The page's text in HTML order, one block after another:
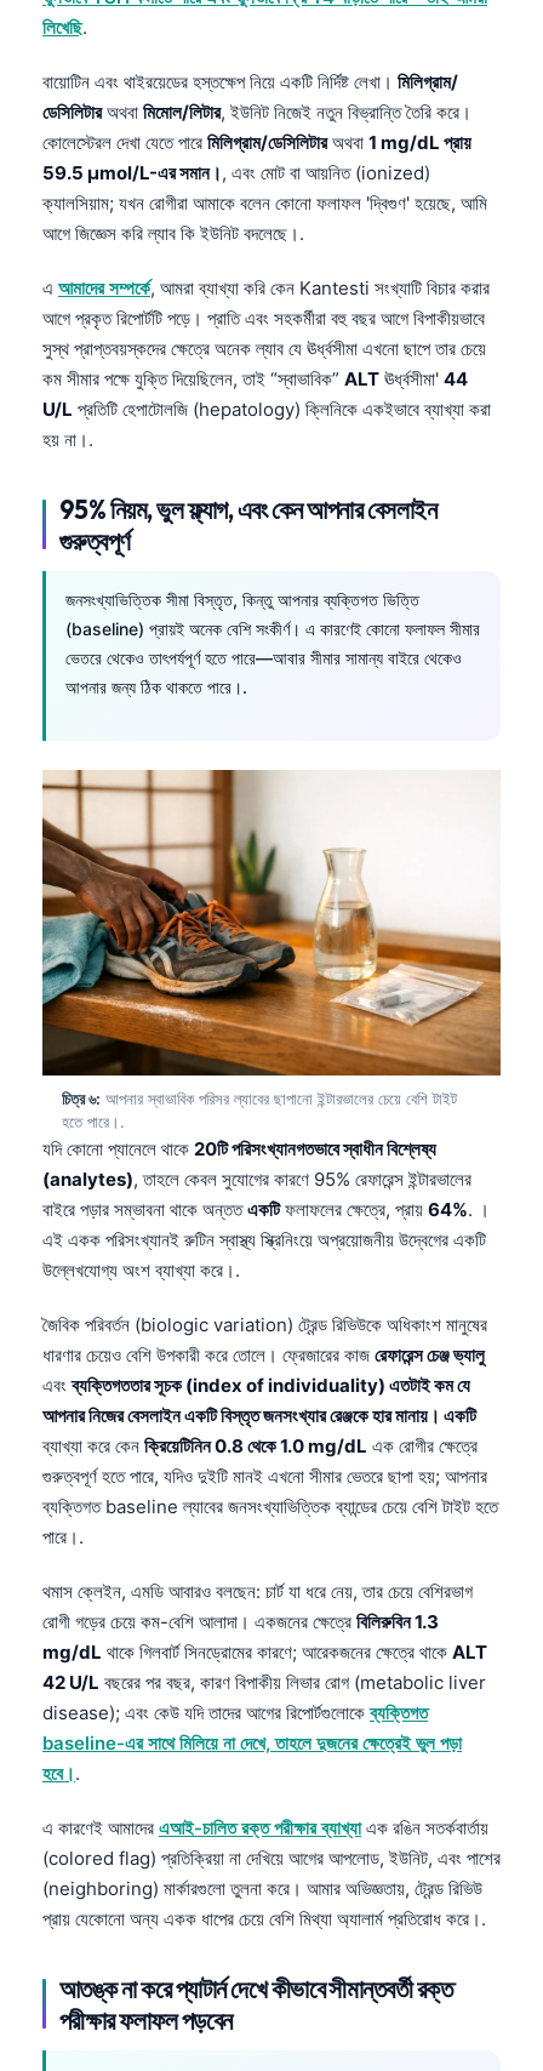
লিখেছি.
বায়োটিন এবং থাইরয়েডের হস্তক্ষেপ নিয়ে একটি নির্দিষ্ট লেখা। মিলিগ্রাম/
ডেসিলিটারঅথবা মিমোল/লিটার, ইউনিট নিজেই নতুন বিভ্রান্তি তৈরি করে।
কোলেস্টেরল দেখা যেতে পারে মিলিগ্রাম/ডেসিলিটারঅথবা 1 mg/dL প্রায়
59.5 µmol/L-এর সমান।, এবং মোট বা আয়নিত (ionized)
ক্যালসিয়াম; যখন রোগীরা আমাকে বলেন কোনো ফলাফল 'দ্বিগুণ' হয়েছে, আমি
আগে জিজ্ঞেস করি ল্যাব কি ইউনিট বদলেছে।.
এ আমাদের সম্পর্কে, আমরা ব্যাখ্যা করি কেন Kantesti সংখ্যাটি বিচার করার
আগে প্রকৃত রিপোর্টটি পড়ে। প্রাতি এবং সহকর্মীরা বহু বছর আগে বিপাকীয়ভাবে
সুস্থ প্রাপ্তবয়স্কদের ক্ষেত্রে অনেক ল্যাব যে ঊর্ধ্বসীমা এখনো ছাপে তার চেয়ে
কম সীমার পক্ষে যুক্তি দিয়েছিলেন, তাই “স্বাভাবিক” ALT ঊর্ধ্বসীমা' 44
U/L প্রতিটি হেপাটোলজি (hepatology) ক্লিনিকে একইভাবে ব্যাখ্যা করা
হয় না।.
95% নিয়ম, ভুল ফ্ল্যাগ, এবং কেন আপনার বেসলাইন
গুরুত্বপূর্ণ
জনসংখ্যাভিত্তিক সীমা বিস্তৃত, কিন্তু আপনার ব্যক্তিগত ভিত্তি
(baseline) প্রায়ই অনেক বেশি সংকীর্ণ। এ কারণেই কোনো ফলাফল সীমার
ভেতরে থেকেও তাৎপর্যপূর্ণ হতে পারে—আবার সীমার সামান্য বাইরে থেকেও
আপনার জন্য ঠিক থাকতে পারে।.
চিত্র ৬: আপনার স্বাভাবিক পরিসর ল্যাবের ছাপানো ইন্টারভালের চেয়ে বেশি টাইট
হতে পারে।.
যদি কোনো প্যানেলে থাকে 20টি পরিসংখ্যানগতভাবে স্বাধীন বিশ্লেষ্য
(analytes), তাহলে কেবল সুযোগের কারণে 95% রেফারেন্স ইন্টারভালের
বাইরে পড়ার সম্ভাবনা থাকে অন্ততএকটিফলাফলের ক্ষেত্রে, প্রায় 64%. ।
এই একক পরিসংখ্যানই রুটিন স্বাস্থ্য স্ক্রিনিংয়ে অপ্রয়োজনীয় উদ্বেগের একটি
উল্লেখযোগ্য অংশ ব্যাখ্যা করে।.
জৈবিক পরিবর্তন (biologic variation) ট্রেন্ড রিভিউকে অধিকাংশ মানুষের
ধারণার চেয়েও বেশি উপকারী করে তোলে। ফ্রেজারের কাজ রেফারেন্স চেঞ্জ ভ্যালু
এবংব্যক্তিগততার সূচক (index of individuality) এতটাই কম যে
আপনার নিজের বেসলাইন একটি বিস্তৃত জনসংখ্যার রেঞ্জকে হার মানায়। একটি
ব্যাখ্যা করে কেন ক্রিয়েটিনিন 0.8 থেকে 1.0 mg/dL এক রোগীর ক্ষেত্রে
গুরুত্বপূর্ণ হতে পারে, যদিও দুইটি মানই এখনো সীমার ভেতরে ছাপা হয়; আপনার
ব্যক্তিগত baseline ল্যাবের জনসংখ্যাভিত্তিক ব্যান্ডের চেয়ে বেশি টাইট হতে
পারে।.
থমাস ক্লেইন, এমডি আবারও বলছেন: চার্ট যা ধরে নেয়, তার চেয়ে বেশিরভাগ
রোগী গড়ের চেয়ে কম-বেশি আলাদা। একজনের ক্ষেত্রে বিলিরুবিন 1.3
mg/dL থাকে গিলবার্ট সিনড্রোমের কারণে; আরেকজনের ক্ষেত্রে থাকে ALT
42 U/L বছরের পর বছর, কারণ বিপাকীয় লিভার রোগ (metabolic liver
disease); এবং কেউ যদি তাদের আগের রিপোর্টগুলোকেব্যক্তিগত
baseline-এর সাথে মিলিয়ে না দেখে, তাহলে দুজনের ক্ষেত্রেই ভুল পড়া
হবে।.
এ কারণেই আমাদের এআই-চালিত রক্ত পরীক্ষার ব্যাখ্যাএক রঙিন সতর্কবার্তায়
(colored flag) প্রতিক্রিয়া না দেখিয়ে আগের আপলোড, ইউনিট, এবং পাশের
(neighboring) মার্কারগুলো তুলনা করে। আমার অভিজ্ঞতায়, ট্রেন্ড রিভিউ
প্রায় যেকোনো অন্য একক ধাপের চেয়ে বেশি মিথ্যা অ্যালার্ম প্রতিরোধ করে।.
আতঙ্ক না করে প্যাটার্ন দেখে কীভাবে সীমান্তবর্তী রক্ত
পরীক্ষার ফলাফল পড়বেন